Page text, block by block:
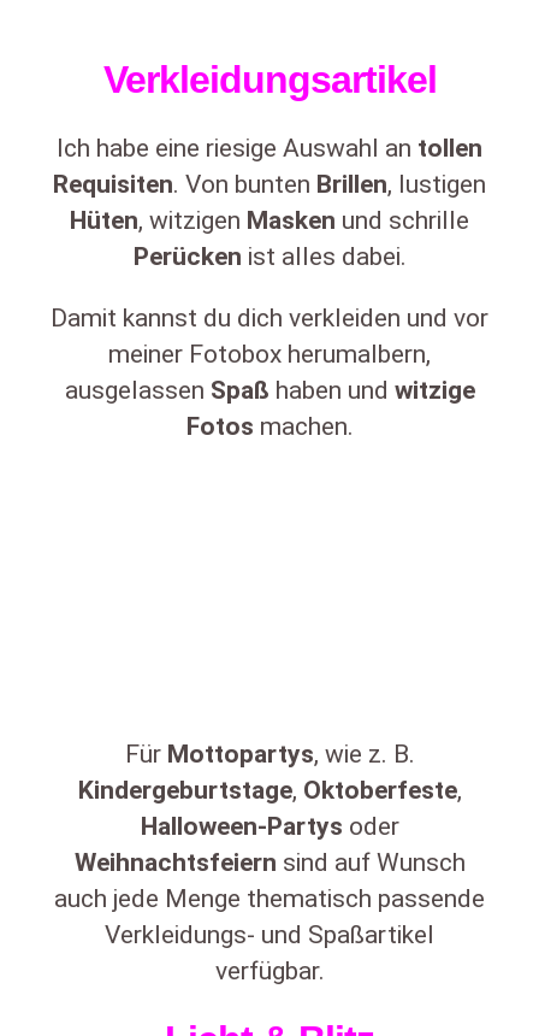
Verkleidungsartikel
Ich habe eine riesige Auswahl an tollen
Requisiten. Von bunten Brillen, lustigen
Hüten, witzigen Masken und schrille
Perücken ist alles dabei.
Damit kannst du dich verkleiden und vor
meiner Fotobox herumalbern,
ausgelassen Spaß haben und witzige
Fotos machen.
Für Mottopartys, wie z. B.
Kindergeburtstage, Oktoberfeste,
Halloween-Partys oder
Weihnachtsfeiern sind auf Wunsch
auch jede Menge thematisch passende
Verkleidungs- und Spaßartikel
verfügbar.